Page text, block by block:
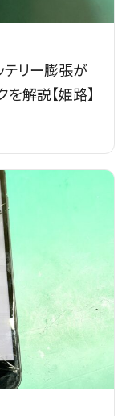
リー膨張が
解説【姫路】